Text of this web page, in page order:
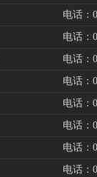
电话：
电话：
电话：
电话：
电话：
电话：
电话：
电话：